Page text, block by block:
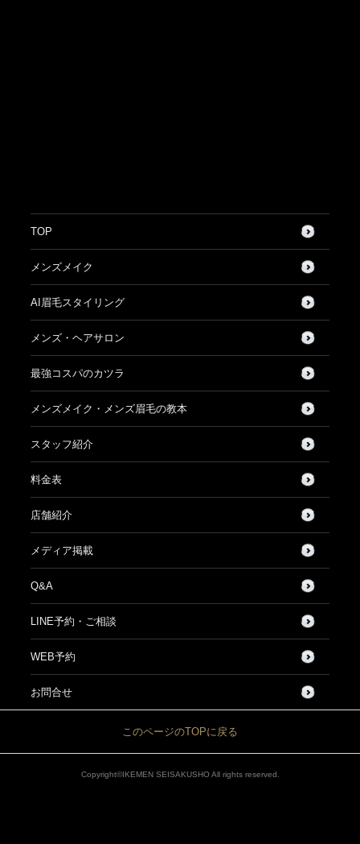
TOP
メンズメイク
AI眉毛スタイリング
メンズ・ヘアサロン
最強コスパのカツラ
メンズメイク・メンズ眉毛の教本
スタッフ紹介
料金表
店舗紹介
メディア掲載
Q&A
LINE予約・ご相談
WEB予約
お問合せ
このページのTOPに戻る
Copyright©IKEMEN SEISAKUSHO All rights reserved.